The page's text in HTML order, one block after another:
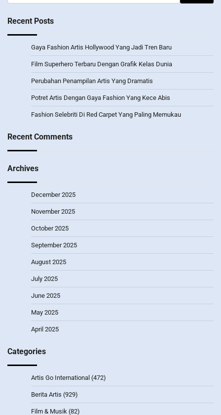
for:
Recent Posts
Gaya Fashion Artis Hollywood Yang Jadi Tren Baru
Film Superhero Terbaru Dengan Grafik Kelas Dunia
Perubahan Penampilan Artis Yang Dramatis
Potret Artis Dengan Gaya Fashion Yang Kece Abis
Fashion Selebriti Di Red Carpet Yang Paling Memukau
Recent Comments
Archives
December 2025
November 2025
October 2025
September 2025
August 2025
July 2025
June 2025
May 2025
April 2025
Categories
Artis Go International (472)
Berita Artis (929)
Film & Musik (82)